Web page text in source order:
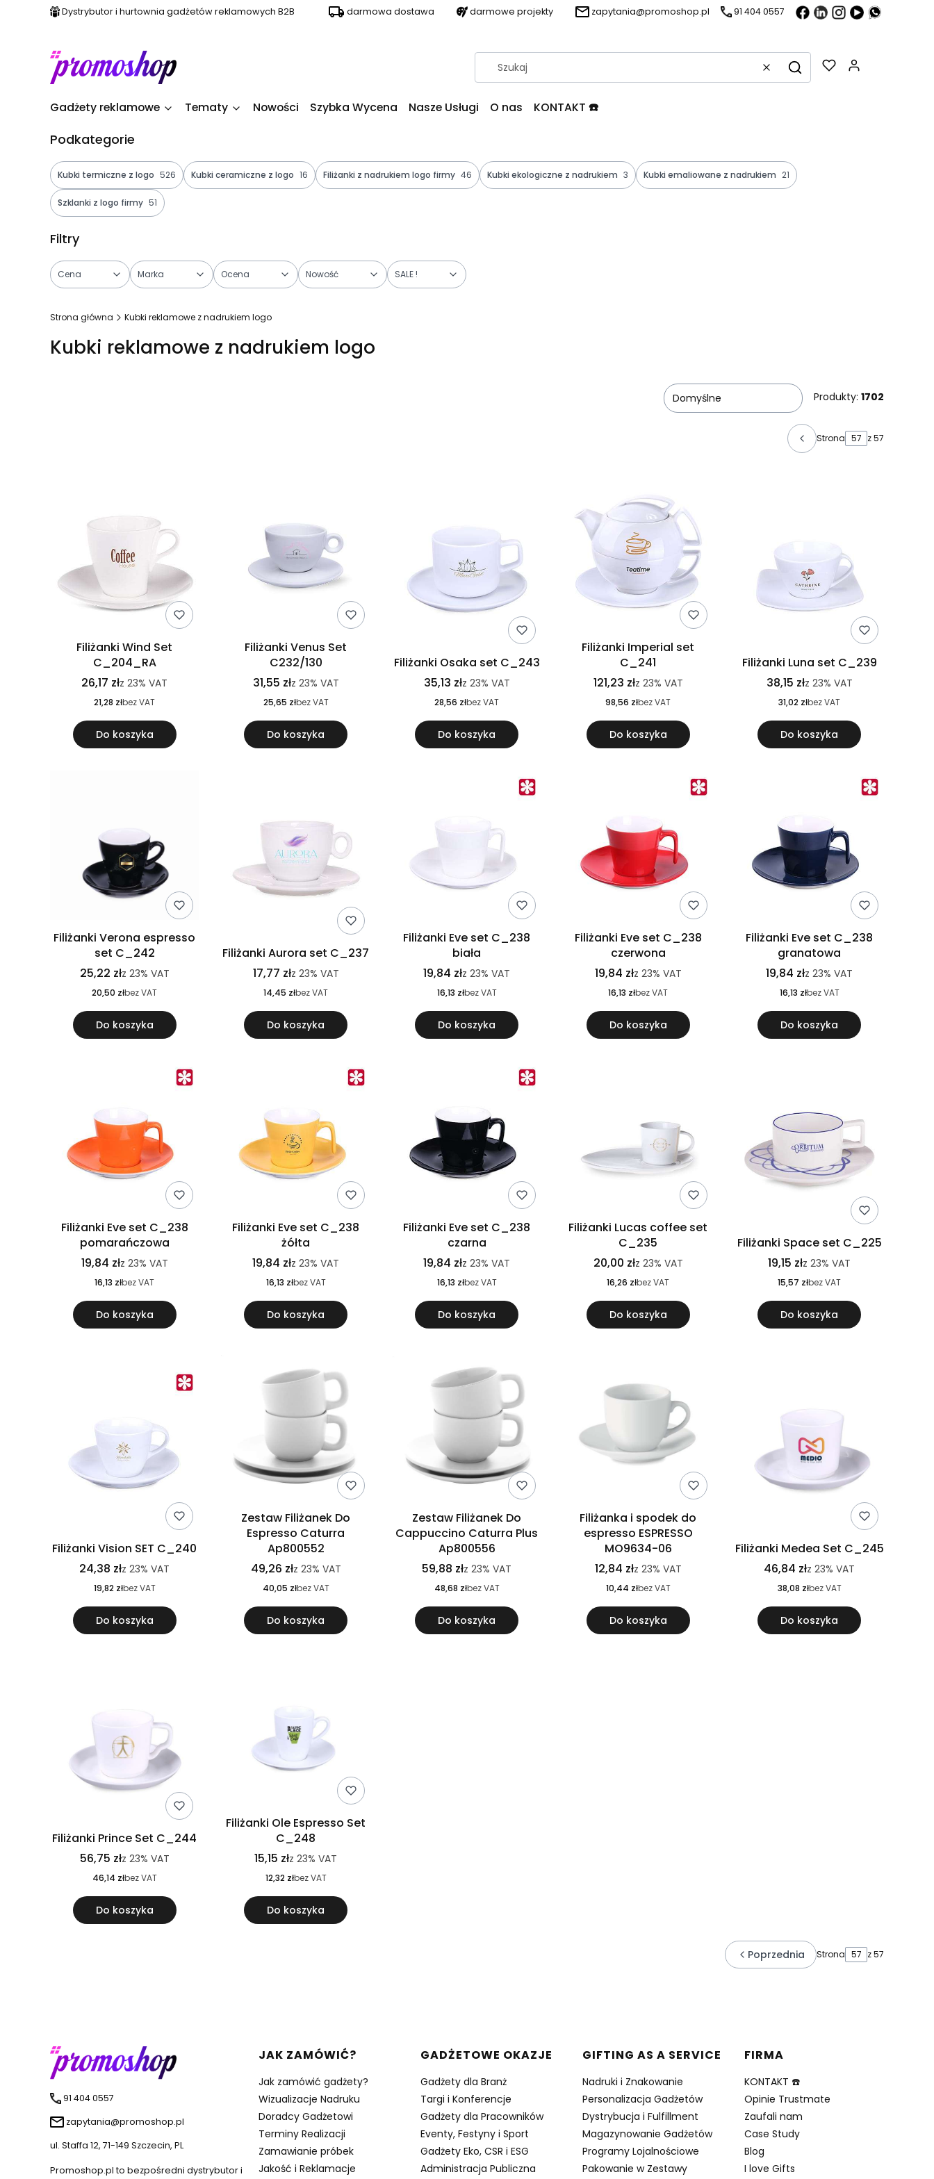
Dystrybutor i hurtownia gadżetów reklamowych B2B darmowa dostawa darmowe projekty zapytania@promoshop.pl 91 404 0557
WyczyśćSzukaj
Gadżety reklamowe Tematy Nowości Szybka Wycena Nasze Usługi O nas KONTAKT ☎️
Podkategorie
Kubki termiczne z logo 526 Kubki ceramiczne z logo 16 Filiżanki z nadrukiem logo firmy 46 Kubki ekologiczne z nadrukiem 3 Kubki emaliowane z nadrukiem 21
Szklanki z logo firmy 51
Filtry
Cena Marka Ocena Nowość SALE !
Strona główna Kubki reklamowe z nadrukiem logo
Kubki reklamowe z nadrukiem logo
Domyślne Produkty: 1702
Strona z 57
Filiżanki Wind Set
C_204_RA
26,17 złz23% VAT
21,28 złbez VAT
Do koszyka
Filiżanki Venus Set
C232/130
31,55 złz 23% VAT
25,65 złbez VAT
Do koszyka
Filiżanki Osaka set C_243
35,13 złz 23% VAT
28,56 złbez VAT
Do koszyka
Filiżanki Imperial set
C_241
121,23 złz 23% VAT
98,56 złbez VAT
Do koszyka
Filiżanki Luna set C_239
38,15 złz 23% VAT
31,02 złbez VAT
Do koszyka
Filiżanki Verona espresso
set C_242
25,22 złz 23% VAT
20,50 złbez VAT
Do koszyka
Filiżanki Aurora set C_237
17,77 złz 23% VAT
14,45 złbez VAT
Do koszyka
Filiżanki Eve set C_238
biała
19,84 złz23% VAT
16,13 złbez VAT
Do koszyka
Filiżanki Eve set C_238
czerwona
19,84 złz 23% VAT
16,13 złbez VAT
Do koszyka
Filiżanki Eve set C_238
granatowa
19,84 złz23% VAT
16,13 złbez VAT
Do koszyka
Filiżanki Eve set C_238
pomarańczowa
19,84 złz 23% VAT
16,13 złbez VAT
Do koszyka
Filiżanki Eve set C_238
żółta
19,84 złz23% VAT
16,13 złbez VAT
Do koszyka
Filiżanki Eve set C_238
czarna
19,84 złz23% VAT
16,13 złbez VAT
Do koszyka
Filiżanki Lucas coffee set
C_235
20,00 złz 23% VAT
16,26 złbez VAT
Do koszyka
Filiżanki Space set C_225
19,15 złz23% VAT
15,57 złbez VAT
Do koszyka
Filiżanki Vision SET C_240
24,38 złz23% VAT
19,82 złbez VAT
Do koszyka
Zestaw Filiżanek Do
Espresso Caturra
Ap800552
49,26 złz 23% VAT
40,05 złbez VAT
Do koszyka
Zestaw Filiżanek Do
Cappuccino Caturra Plus
Ap800556
59,88 złz23% VAT
48,68 złbez VAT
Do koszyka
Filiżanka i spodek do
espresso ESPRESSO
MO9634-06
12,84 złz 23% VAT
10,44 złbez VAT
Do koszyka
Filiżanki Medea Set C_245
46,84 złz23% VAT
38,08 złbez VAT
Do koszyka
Filiżanki Prince Set C_244
56,75 złz 23% VAT
46,14 złbez VAT
Do koszyka
Filiżanki Ole Espresso Set
C_248
15,15 złz23% VAT
12,32 złbez VAT
Do koszyka
Poprzednia Strona z 57
91 404 0557
zapytania@promoshop.pl
ul. Staffa 12, 71-149 Szczecin, PL
Promoshop.pl to bezpośredni dystrybutor i
Linki w stopce
JAK ZAMÓWIĆ?
Jak zamówić gadżety?
Wizualizacje Nadruku
Doradcy Gadżetowi
Terminy Realizacji
Zamawianie próbek
Jakość i Reklamacje
GADŻETOWE OKAZJE
Gadżety dla Branż
Targi i Konferencje
Gadżety dla Pracowników
Eventy, Festyny i Sport
Gadżety Eko, CSR i ESG
Administracja Publiczna
GIFTING AS A SERVICE
Nadruki i Znakowanie
Personalizacja Gadżetów
Dystrybucja i Fulfillment
Magazynowanie Gadżetów
Programy Lojalnościowe
Pakowanie w Zestawy
FIRMA
KONTAKT ☎️
Opinie Trustmate
Zaufali nam
Case Study
Blog
I love Gifts